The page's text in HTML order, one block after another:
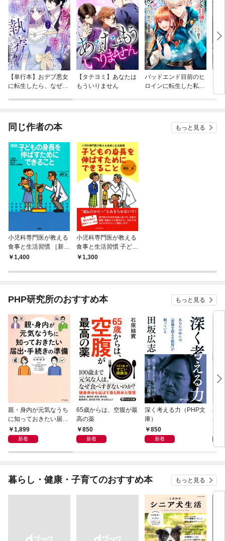
【単行本】おデブ悪女
に転生したら、なぜか
【タテヨミ】あなたは
もういりません
バッドエンド目前のヒ
ロインに転生した私、
同じ作者の本 もっと見る
小児科専門医が教える
食事と生活習慣 ［新
版］子どもの身長を伸
1,400
小児科専門医が教える
食事と生活習慣 子ども
の身長を伸ばすために
1,300
PHP研究所のおすすめ本 もっと見る
親・身内が元気なうち
に知っておきたい届
出・手続きの準備（き
ずな出版）
1,899
新着
65歳からは、空腹が最
高の薬
850
新着
深く考える力（PHP文
庫）
850
新着
20
界
暮らし・健康・子育てのおすすめ本 もっと見る